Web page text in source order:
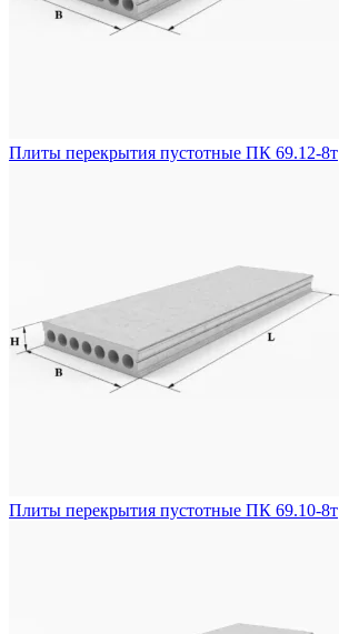
Плиты перекрытия пустотные ПК 69.12-8т
Плиты перекрытия пустотные ПК 69.10-8т